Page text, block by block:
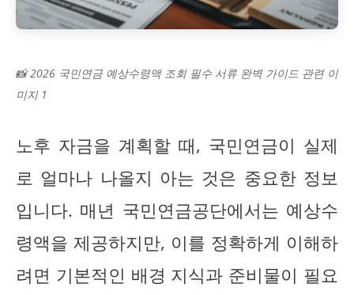
📸 2026 국민연금 예상수령액 조회 필수 서류 완벽 가이드 관련 이
미지 1
노후 자금을 계획할 때, 국민연금이 실제
로 얼마나 나올지 아는 것은 중요한 정보
입니다. 매년 국민연금공단에서는 예상수
령액을 제공하지만, 이를 정확하게 이해하
려면 기본적인 배경 지식과 준비물이 필요